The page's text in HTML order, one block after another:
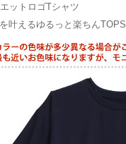
ットロゴTシャツ
叶えるゆるっと楽ちんTOPS